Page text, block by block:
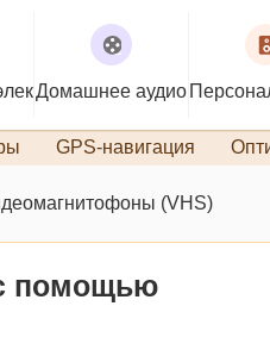
Домашнее аудио
GPS-навигация
(VHS)
помощью